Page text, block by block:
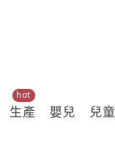
生產
hot
嬰兒 兒童
關鍵熱搜